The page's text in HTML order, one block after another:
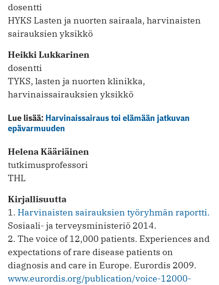
dosentti
HYKS Lasten ja nuorten sairaala, harvinaisten
sairauksien yksikkö
Heikki Lukkarinen
dosentti
TYKS, lasten ja nuorten klinikka,
harvinaissairauksien yksikkö
Lue lisää: Harvinaissairaus toi elämään jatkuvan
epävarmuuden
Helena Kääriäinen
tutkimusprofessori
THL
Kirjallisuutta
1. Harvinaisten sairauksien työryhmän raportti.
Sosiaali- ja terveys­ministeriö 2014.
2. The voice of 12,000 patients. Experiences and
expectations of rare disease patients on
diagnosis and care in Europe. Eurordis 2009.
www.eurordis.org/publication/voice-12000-